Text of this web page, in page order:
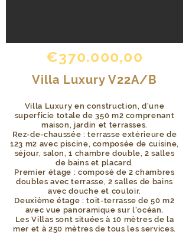
€370.000,00
Villa Luxury V22A/B
Villa Luxury en construction, d'une
superficie totale de 350 m2 comprenant
maison, jardin et terrasses.
Rez-de-chaussée : terrasse extérieure de
123 m2 avec piscine, composée de cuisine,
séjour, salon, 1 chambre double, 2 salles
de bains et placard.
Premier étage : composé de 2 chambres
doubles avec terrasse, 2 salles de bains
avec douche et couloir.
Deuxième étage : toit-terrasse de 50 m2
avec vue panoramique sur l'océan.
Les Villas sont situées à 10 mètres de la
mer et à 250 mètres de tous les services.